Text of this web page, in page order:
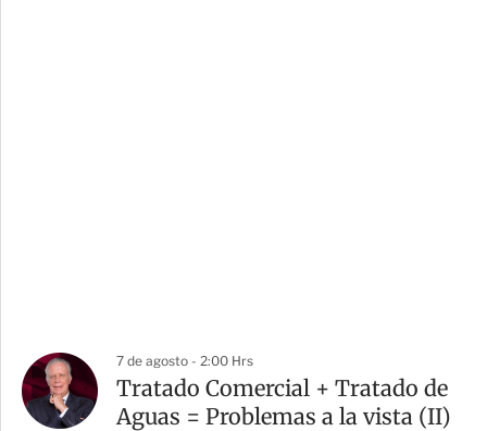
7 de agosto - 2:00 Hrs
Tratado Comercial + Tratado de
Aguas = Problemas a la vista (II)